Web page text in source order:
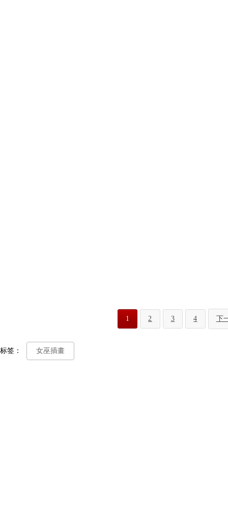
1 2 3 4 下
标签： 女巫插畫